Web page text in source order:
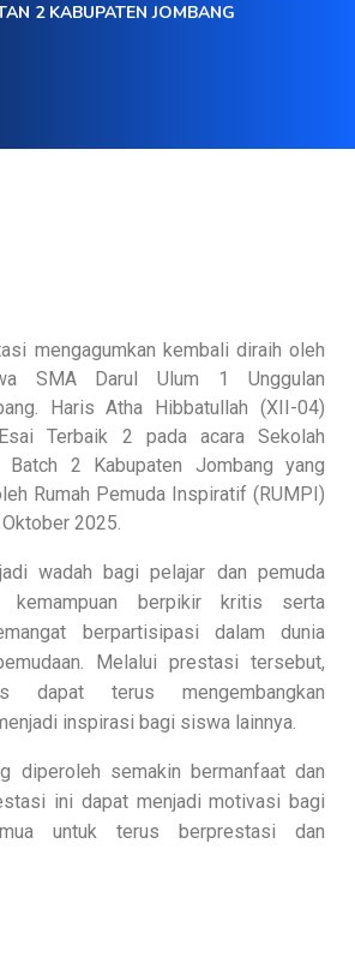
2 KABUPATEN JOMBANG
mengagumkan kembali diraih oleh
SMA Darul Ulum 1 Unggulan
Haris Atha Hibbatullah (XII-04)
Terbaik 2 pada acara Sekolah
Batch 2 Kabupaten Jombang yang
Rumah Pemuda Inspiratif (RUMPI)
2025.
wadah bagi pelajar dan pemuda
kemampuan berpikir kritis serta
berpartisipasi dalam dunia
Melalui prestasi tersebut,
dapat terus mengembangkan
inspirasi bagi siswa lainnya.
diperoleh semakin bermanfaat dan
ini dapat menjadi motivasi bagi
untuk terus berprestasi dan